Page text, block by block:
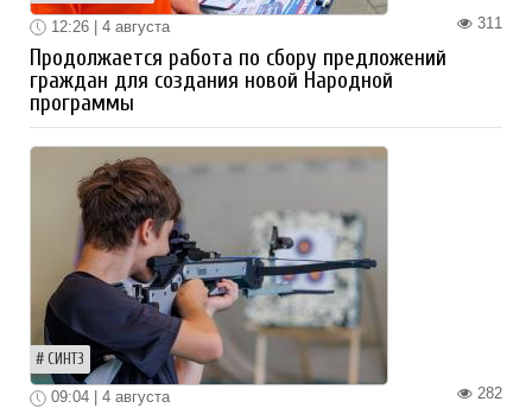
311
12:26 | 4 августа
Продолжается работа по сбору предложений
граждан для создания новой Народной
программы
СИНТЗ
282
09:04 | 4 августа